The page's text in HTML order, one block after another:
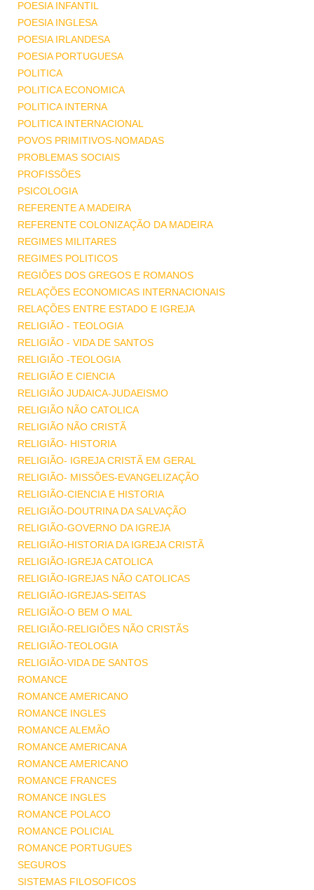
POESIA INFANTIL
POESIA INGLESA
POESIA IRLANDESA
POESIA PORTUGUESA
POLITICA
POLITICA ECONOMICA
POLITICA INTERNA
POLITICA INTERNACIONAL
POVOS PRIMITIVOS-NOMADAS
PROBLEMAS SOCIAIS
PROFISSÕES
PSICOLOGIA
REFERENTE A MADEIRA
REFERENTE COLONIZAÇÃO DA MADEIRA
REGIMES MILITARES
REGIMES POLITICOS
REGIÕES DOS GREGOS E ROMANOS
RELAÇÕES ECONOMICAS INTERNACIONAIS
RELAÇÕES ENTRE ESTADO E IGREJA
RELIGIÃO - TEOLOGIA
RELIGIÃO - VIDA DE SANTOS
RELIGIÃO -TEOLOGIA
RELIGIÃO E CIENCIA
RELIGIÃO JUDAICA-JUDAEISMO
RELIGIÃO NÃO CATOLICA
RELIGIÃO NÃO CRISTÃ
RELIGIÃO- HISTORIA
RELIGIÃO- IGREJA CRISTÃ EM GERAL
RELIGIÃO- MISSÕES-EVANGELIZAÇÃO
RELIGIÃO-CIENCIA E HISTORIA
RELIGIÃO-DOUTRINA DA SALVAÇÃO
RELIGIÃO-GOVERNO DA IGREJA
RELIGIÃO-HISTORIA DA IGREJA CRISTÃ
RELIGIÃO-IGREJA CATOLICA
RELIGIÃO-IGREJAS NÃO CATOLICAS
RELIGIÃO-IGREJAS-SEITAS
RELIGIÃO-O BEM O MAL
RELIGIÃO-RELIGIÕES NÃO CRISTÃS
RELIGIÃO-TEOLOGIA
RELIGIÃO-VIDA DE SANTOS
ROMANCE
ROMANCE AMERICANO
ROMANCE INGLES
ROMANCE ALEMÃO
ROMANCE AMERICANA
ROMANCE AMERICANO
ROMANCE FRANCES
ROMANCE INGLES
ROMANCE POLACO
ROMANCE POLICIAL
ROMANCE PORTUGUES
SEGUROS
SISTEMAS FILOSOFICOS